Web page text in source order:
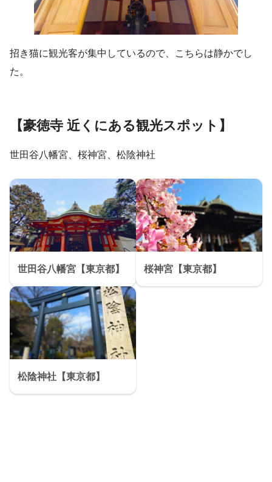
招き猫に観光客が集中しているので、こちらは静かでし
た。
【豪徳寺 近くにある観光スポット】
世田谷八幡宮、桜神宮、松陰神社
世田谷八幡宮【東京都】 桜神宮【東京都】
松陰神社【東京都】